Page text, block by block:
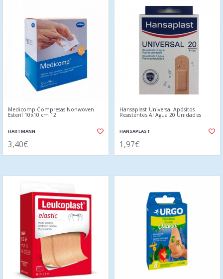
Medicomp Compresas Nonwoven
Esteril 10x10 cm 12
HARTMANN
3,40€
Hansaplast Universal Apósitos
Resistentes Al Agua 20 Unidades
HANSAPLAST
1,97€